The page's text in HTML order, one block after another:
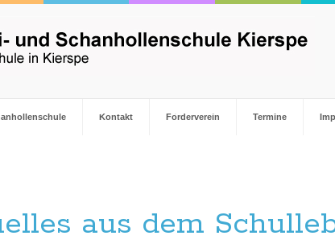
Kontakt Förderverein Termine
aus dem